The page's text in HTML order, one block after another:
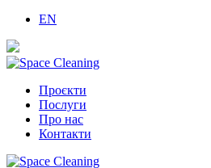
EN
Проєкти
Послуги
Про нас
Контакти